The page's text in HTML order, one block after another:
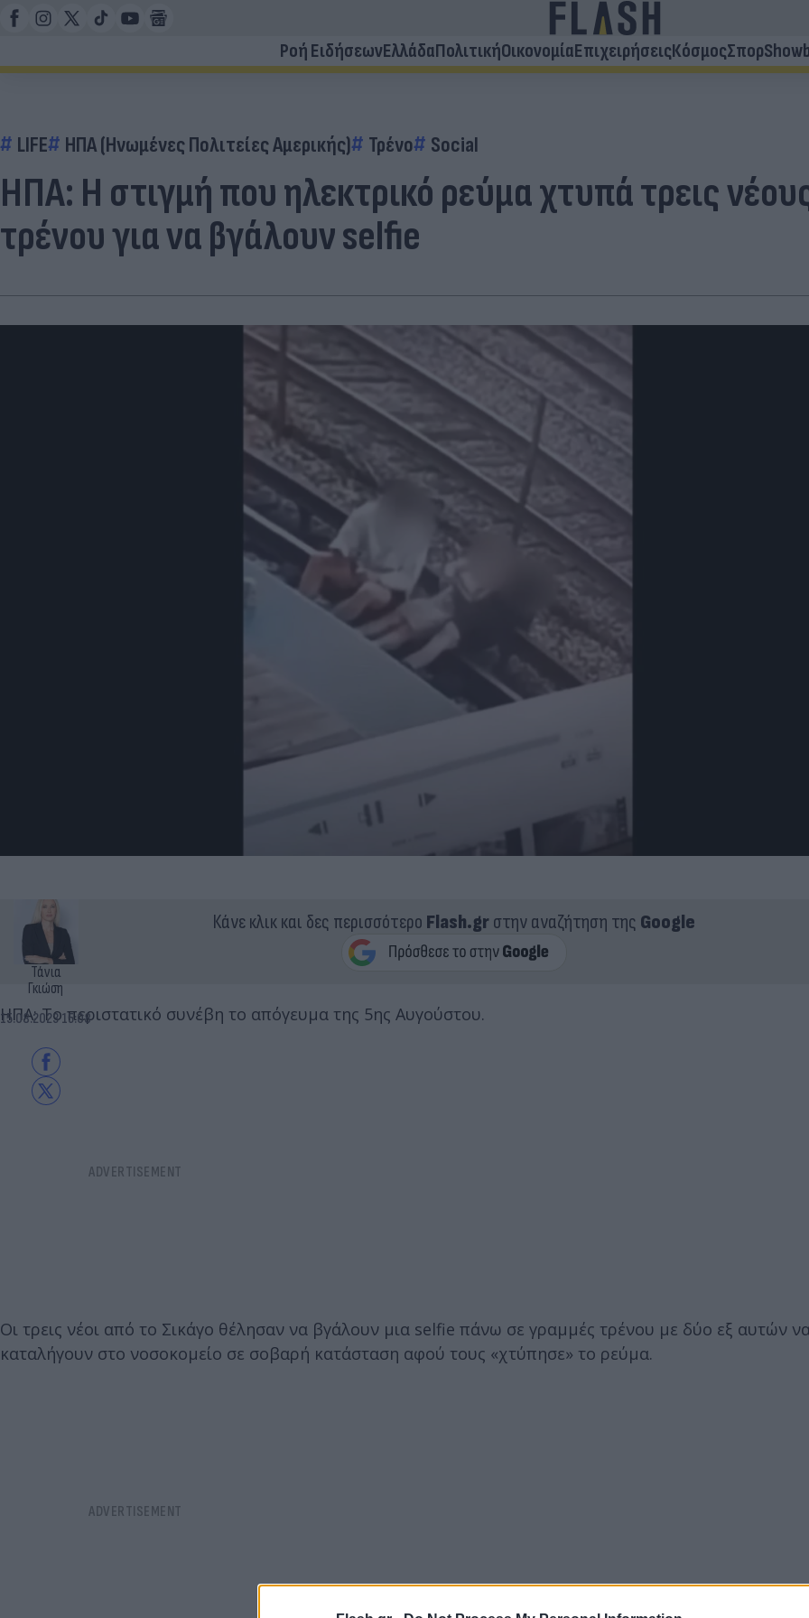
Ροή ΕιδήσεωνΕλλάδαΠολιτικήΟικονομίαΕπιχειρήσειςΚόσμοςΣπορ
LIFE ΗΠΑ (Ηνωμένες Πολιτείες Αμερικής) Τρένο Social
ΗΠΑ: Η στιγμή που ηλεκτρικό ρεύμα χτυπά τρεις
τρένου για να βγάλουν selfie
Τάνια
Γκιώση
15.08.2023 15:08
Κάνε κλικ και δες περισσότερο Flash.grστην αναζήτηση της Google
ΗΠΑ: Το περιστατικό συνέβη το απόγευμα της 5ης Αυγούστου.
Οι τρεις νέοι από το Σικάγο θέλησαν να βγάλουν μια selfie πάνω σε γραμμές τρένου με δύο εξ αυτών
καταλήγουν στο νοσοκομείο σε σοβαρή κατάσταση αφού τους «χτύπησε» το ρεύμα.